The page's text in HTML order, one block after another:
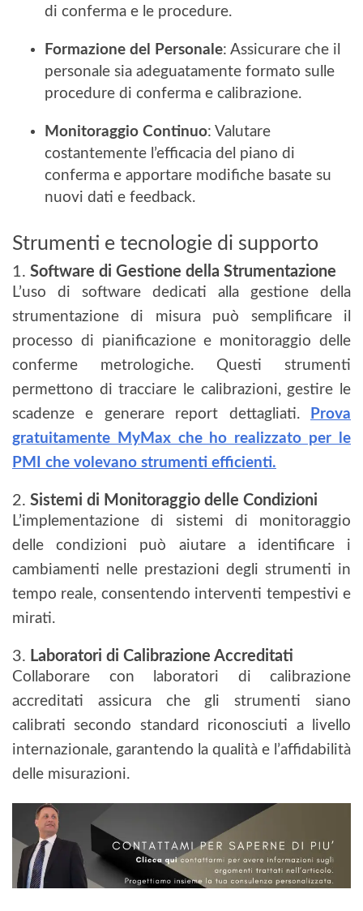
di conferma e le procedure.
Formazione del Personale: Assicurare che il
personale sia adeguatamente formato sulle
procedure di conferma e calibrazione.
Monitoraggio Continuo: Valutare
costantemente l’efficacia del piano di
conferma e apportare modifiche basate su
nuovi dati e feedback.
Strumenti e tecnologie di supporto
1. Software di Gestione della Strumentazione
L’uso di software dedicati alla gestione della
strumentazione di misura può semplificare il
processo di pianificazione e monitoraggio delle
conferme metrologiche. Questi strumenti
permettono di tracciare le calibrazioni, gestire le
scadenze e generare report dettagliati.
Prova
gratuitamente MyMax che ho realizzato per le
PMI che volevano strumenti efficienti.
2. Sistemi di Monitoraggio delle Condizioni
L’implementazione di sistemi di monitoraggio
delle condizioni può aiutare a identificare i
cambiamenti nelle prestazioni degli strumenti in
tempo reale, consentendo interventi tempestivi e
mirati.
3. Laboratori di Calibrazione Accreditati
Collaborare con laboratori di calibrazione
accreditati assicura che gli strumenti siano
calibrati secondo standard riconosciuti a livello
internazionale, garantendo la qualità e l’affidabilità
delle misurazioni.